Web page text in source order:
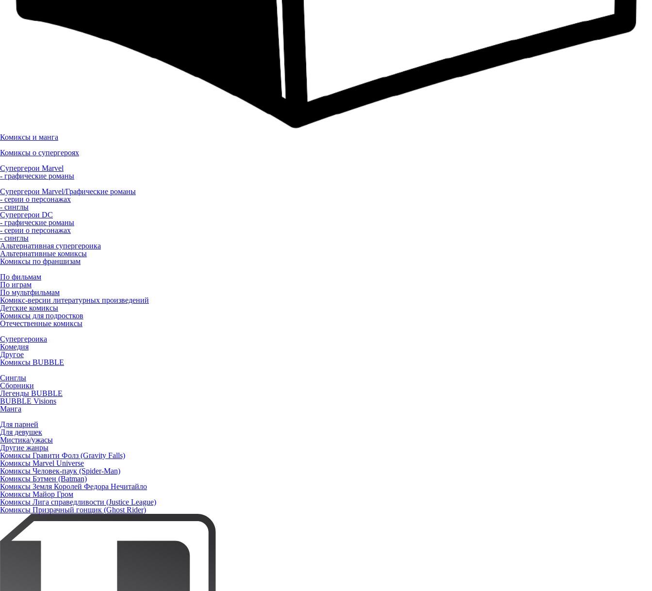
Комиксы и манга
Комиксы о супергероях
Супергерои Marvel
- графические романы
Супергерои Marvel/Графические романы
- серии о персонажах
- синглы
Супергерои DC
- графические романы
- серии о персонажах
- синглы
Альтернативная супергероика
Альтернативные комиксы
Комиксы по франшизам
По фильмам
По играм
По мультфильмам
Комикс-версии литературных произведений
Детские комиксы
Комиксы для подростков
Отечественные комиксы
Супергероика
Комедия
Другое
Комиксы BUBBLE
Синглы
Сборники
Легенды BUBBLE
BUBBLE Visions
Манга
Для парней
Для девушек
Мистика/ужасы
Другие жанры
Комиксы Гравити Фолз (Gravity Falls)
Комиксы Marvel Universe
Комиксы Человек-паук (Spider-Man)
Комиксы Бэтмен (Batman)
Комиксы Земля Королей Федора Нечитайло
Комиксы Майор Гром
Комиксы Лига справедливости (Justice League)
Комиксы Призрачный гонщик (Ghost Rider)